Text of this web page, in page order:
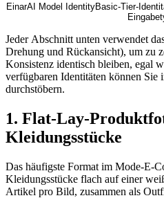
EinarAI Model IdentityBasic-Tier-
Jeder Abschnitt unten verwendet
Drehung und Rückansicht), um zu
Konsistenz identisch bleiben, egal
verfügbaren Identitäten können Sie
durchstöbern.
1. Flat-Lay-
Kleidungsstücke
Das häufigste Format im Mode-E-
Kleidungsstücke flach auf einer
Artikel pro Bild, zusammen als